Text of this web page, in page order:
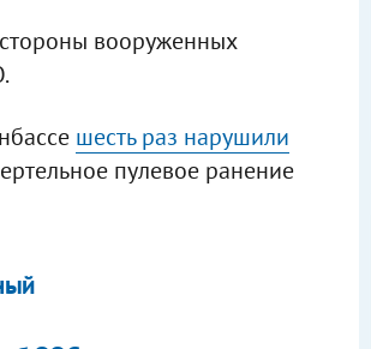
вооруженных
шесть раз нарушили
пулевое ранение